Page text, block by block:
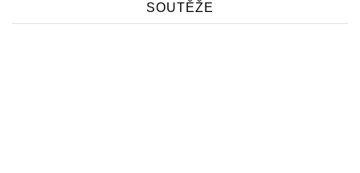
SOUTĚŽE